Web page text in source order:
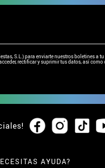
S.L.) para enviarte nuestros boletines a
rectificar y suprimir tus datos, así como
AYUDA?